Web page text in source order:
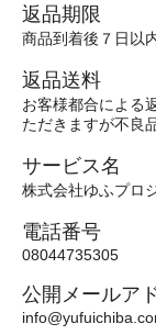
返品期限
商品到着後７日以
返品送料
お客様都合による
ただきますが不良
サービス名
株式会社ゆふプロ
電話番号
08044735305
公開メールア